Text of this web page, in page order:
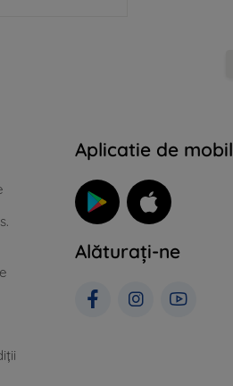
Aplicatie de mobil
Alăturați-ne